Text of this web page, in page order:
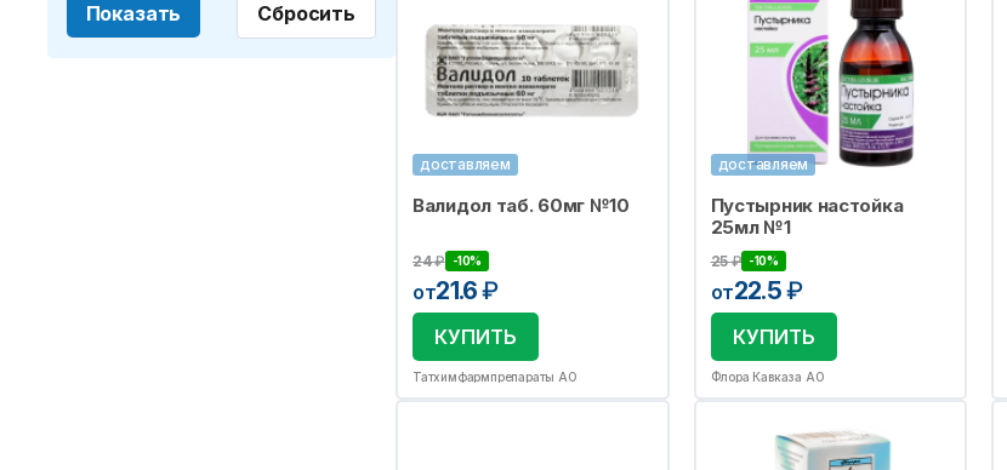
Показать Сбросить
доставляем
Валидол таб. 60мг №10
24₽ -10%
от21.6₽
КУПИТЬ
Татхимфармпрепараты АО
доставляем
Пустырник настойка
25мл №1
25₽ -10%
от22.5₽
КУПИТЬ
Флора Кавказа АО